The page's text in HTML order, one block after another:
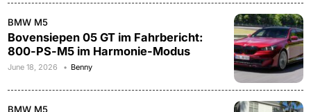
BMW M5
Bovensiepen 05 GT im Fahrbericht:
800-PS-M5 im Harmonie-Modus
June 18, 2026 Benny
BMW M5